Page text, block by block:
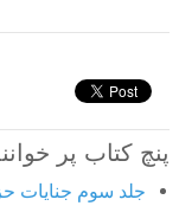
پنچ کتاب پر
جلد سوم جنایات